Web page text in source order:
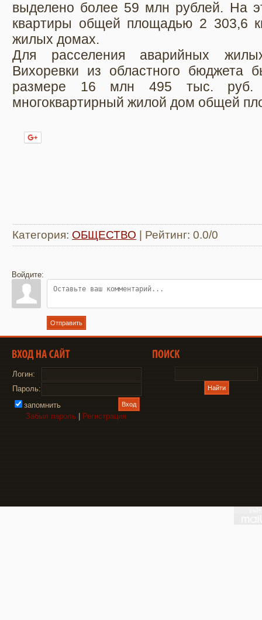
выделено более 59 млн рублей. На
квартиры общей площадью 2 303,6
жилых домах.
Для расселения аварийных
Вихоревки из областного бюджета
размере 16 млн 495 тыс. руб.
многоквартирный жилой дом общей
Категория: ОБЩЕСТВО Рейтинг: 0.0/0
Войдите:
Отправить
Логин:
Пароль:
запомнить
Забыл пароль
Регистрация